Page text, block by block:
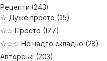
Рецепти (243)
☆ Дуже просто (35)
☆☆ Просто (177)
☆☆☆ Не надто складно (28)
Авторські (203)